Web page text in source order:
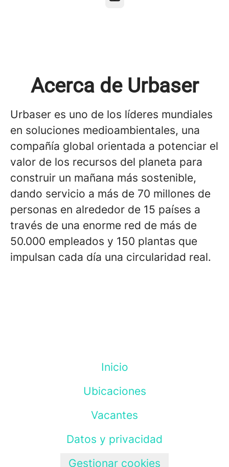
Acerca de Urbaser
Urbaser es uno de los líderes mundiales
en soluciones medioambientales, una
compañía global orientada a potenciar el
valor de los recursos del planeta para
construir un mañana más sostenible,
dando servicio a más de 70 millones de
personas en alrededor de 15 países a
través de una enorme red de más de
50.000 empleados y 150 plantas que
impulsan cada día una circularidad real.
Inicio
Ubicaciones
Vacantes
Datos y privacidad
Gestionar cookies